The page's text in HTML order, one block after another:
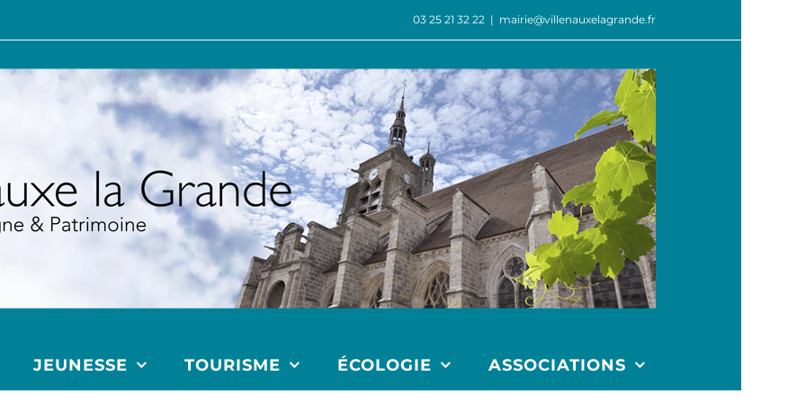
03 25 21 32 22 | mairie@villenauxelagrande.fr
JEUNESSE TOURISME ÉCOLOGIE ASSOCIATIONS